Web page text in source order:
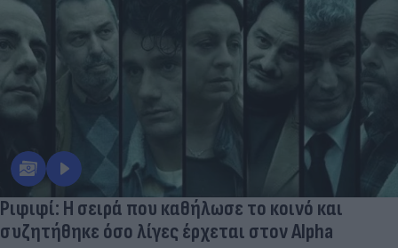
Ριφιφί: Η σειρά που καθήλωσε το κοινό και
συζητήθηκε όσο λίγες έρχεται στον Alpha